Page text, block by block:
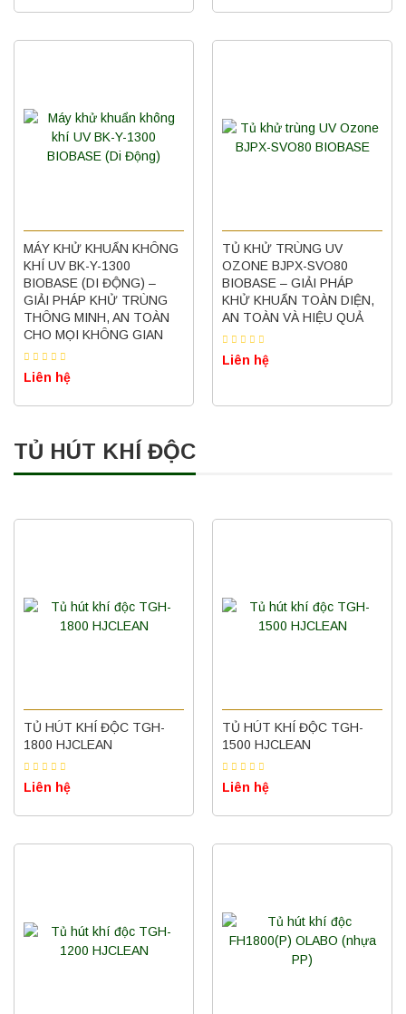
MÁY KHỬ KHUẨN KHÔNG
KHÍ UV BK-Y-1300
BIOBASE (DI ĐỘNG) –
GIẢI PHÁP KHỬ TRÙNG
THÔNG MINH, AN TOÀN
CHO MỌI KHÔNG GIAN
Liên hệ
TỦ KHỬ TRÙNG UV
OZONE BJPX-SVO80
BIOBASE – GIẢI PHÁP
KHỬ KHUẨN TOÀN DIỆN,
AN TOÀN VÀ HIỆU QUẢ
Liên hệ
TỦ HÚT KHÍ ĐỘC
TỦ HÚT KHÍ ĐỘC TGH-
1800 HJCLEAN
Liên hệ
TỦ HÚT KHÍ ĐỘC TGH-
1500 HJCLEAN
Liên hệ